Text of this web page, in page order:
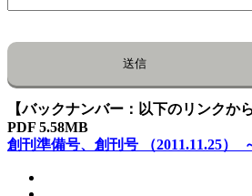
【バックナンバー：以下のリンクか
PDF 5.58MB
創刊準備号、創刊号 （2011.11.25）